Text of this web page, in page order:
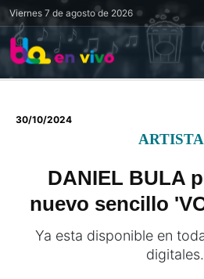
Viernes 7 de agosto de 2026
30/10/2024
DANIEL BULA
nuevo sencillo
Ya esta disponible en
digitales.